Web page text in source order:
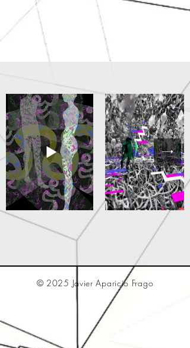
© 2025 Javier Aparicio Frago